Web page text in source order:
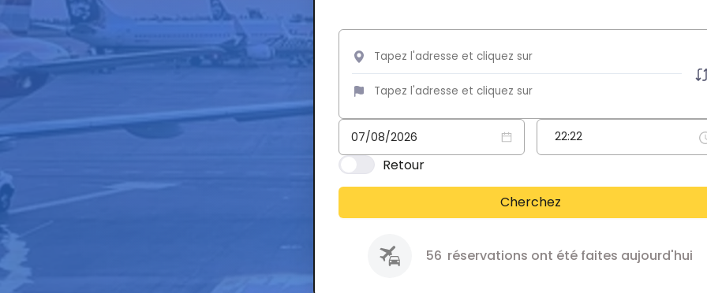
Retour
Cherchez
56 réservations ont été faites aujourd'hui